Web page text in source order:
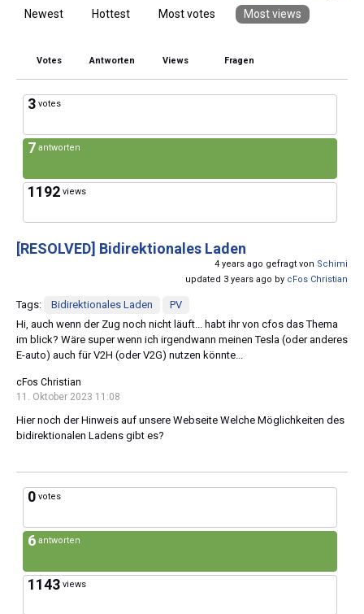
Newest Hottest Most votes Most views
Votes Antworten Views Fragen
3 votes
7 antworten
1192 views
[RESOLVED] Bidirektionales Laden
4 years ago gefragt von Schimi
updated 3 years ago by cFos Christian
Tags: Bidirektionales Laden
PV
Hi, auch wenn der Zug noch nicht läuft... habt ihr von cfos das Thema
im blick? Wäre super wenn ich irgendwann meinen Tesla (oder anderes
E-auto) auch für V2H (oder V2G) nutzen könnte...
cFos Christian
11. Oktober 2023 11:08
Hier noch der Hinweis auf unsere Webseite Welche Möglichkeiten des
bidirektionalen Ladens gibt es?
0 votes
6 antworten
1143 views